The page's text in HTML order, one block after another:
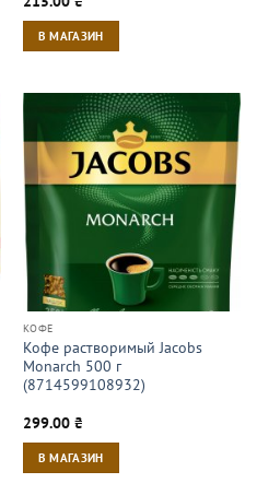
В МАГАЗИН
КОФЕ
Кофе растворимый Jacobs
Monarch 500 г
(8714599108932)
299.00 ₴
В МАГАЗИН